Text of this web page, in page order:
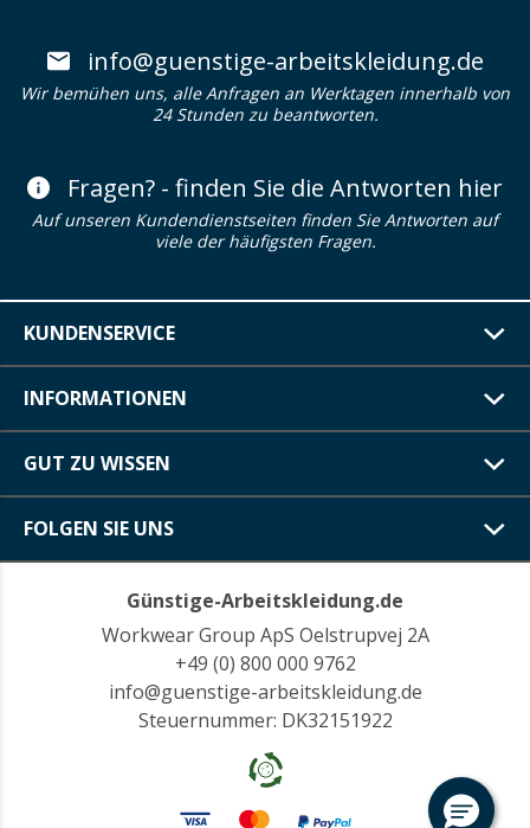
info@guenstige-arbeitskleidung.de
Wir bemühen uns, alle Anfragen an Werktagen innerhalb von
24 Stunden zu beantworten.
Fragen? - finden Sie die Antworten hier
Auf unseren Kundendienstseiten finden Sie Antworten auf
viele der häufigsten Fragen.
KUNDENSERVICE
INFORMATIONEN
GUT ZU WISSEN
FOLGEN SIE UNS
Günstige-Arbeitskleidung.de
Workwear Group ApS Oelstrupvej 2A
+49 (0) 800 000 9762
info@guenstige-arbeitskleidung.de
Steuernummer: DK32151922